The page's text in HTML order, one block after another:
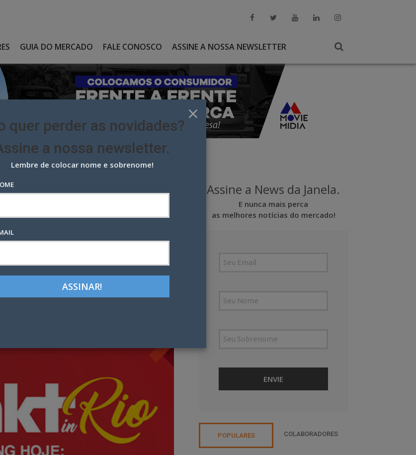
GUIA DO MERCADO FALE CONOSCO ASSINE A NOSSA NEWSLETTER
MARKETING EM ENCONTRO NO RIO
do marketing em
LinkedIn Pinterest
Assine a News da Janela.
E nunca mais perca
as melhores notícias do mercado!
POPULARES COLABORADORES
×
quer perder as novidades?
a nossa newsletter.
Lembre de colocar nome e sobrenome!